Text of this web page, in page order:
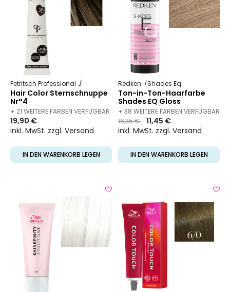
Petritsch Professional
Hair Color Sternschnuppe
Nr°4
+ 21 WEITERE FARBEN VERFÜGBAR
19,90 €
inkl. MwSt. zzgl. Versand
IN DEN WARENKORB LEGEN
Redken Shades Eq
Ton-in-Ton-Haarfarbe
Shades EQ Gloss
+ 38 WEITERE FARBEN VERFÜGBAR
Preis
16,35 €to11,45 €
inkl. MwSt. zzgl. Versand
IN DEN WARENKORB LEGEN